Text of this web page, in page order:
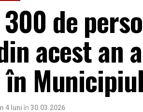
de
acest an
în
4 luni în 30.03.2026